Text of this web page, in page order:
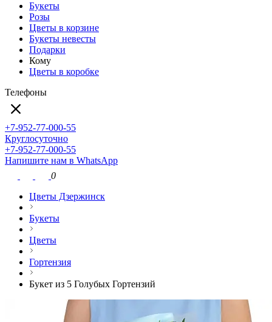
Букеты
Розы
Цветы в корзине
Букеты невесты
Подарки
Кому
Цветы в коробке
Телефоны
+7-952-77-000-55
Круглосуточно
+7-952-77-000-55
Напишите нам в WhatsApp
0
Цветы Дзержинск
Букеты
Цветы
Гортензия
Букет из 5 Голубых Гортензий